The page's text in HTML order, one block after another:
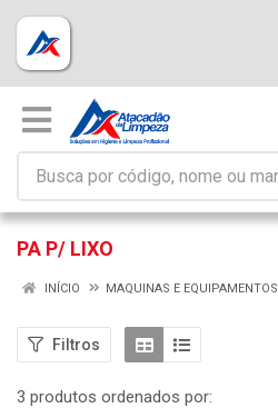
PA P/ LIXO
INÍCIO MAQUINAS E EQUIPAMENTOS
Filtros
3 produtos ordenados por: